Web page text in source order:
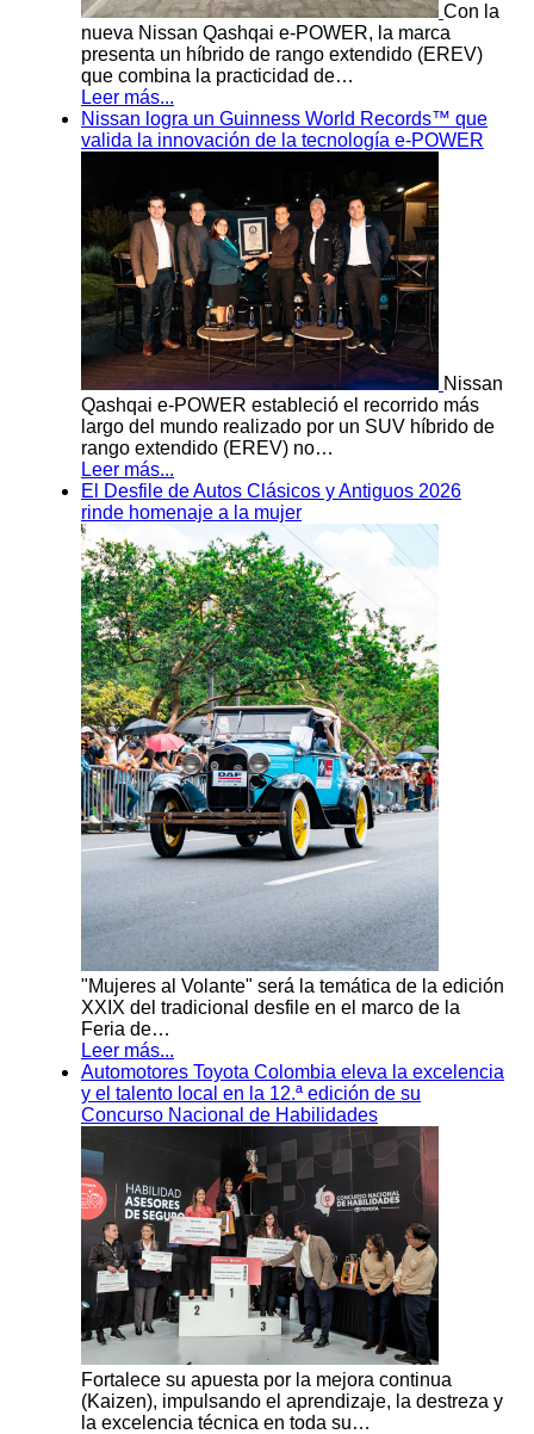
Con la
nueva Nissan Qashqai e-POWER, la marca
presenta un híbrido de rango extendido (EREV)
que combina la practicidad de…
Leer más...
Nissan logra un Guinness World Records™ que
valida la innovación de la tecnología e-POWER
Nissan
Qashqai e-POWER estableció el recorrido más
largo del mundo realizado por un SUV híbrido de
rango extendido (EREV) no…
Leer más...
El Desfile de Autos Clásicos y Antiguos 2026
rinde homenaje a la mujer
"Mujeres al Volante" será la temática de la edición
XXIX del tradicional desfile en el marco de la
Feria de…
Leer más...
Automotores Toyota Colombia eleva la excelencia
y el talento local en la 12.ª edición de su
Concurso Nacional de Habilidades
Fortalece su apuesta por la mejora continua
(Kaizen), impulsando el aprendizaje, la destreza y
la excelencia técnica en toda su…